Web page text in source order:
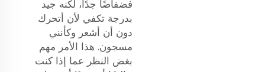
فضفاضًا جدًا، لكنه جيد
بدرجة تكفي لأن أتحرك
دون أن أشعر وكأنني
مسجون. هذا الأمر مهم
بغض النظر عما إذا كنت